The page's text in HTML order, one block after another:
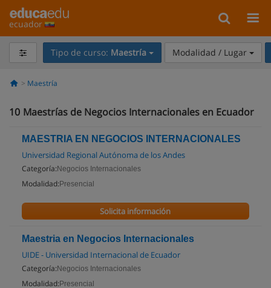
ecuador
Tipo de curso: Maestría Modalidad / Lugar
Maestría
10 Maestrías de Negocios Internacionales en Ecuador
MAESTRIA EN NEGOCIOS INTERNACIONALES
Universidad Regional Autónoma de los Andes
Categoría: Negocios Internacionales
Modalidad: Presencial
Solicita información
Maestria en Negocios Internacionales
UIDE - Universidad Internacional de Ecuador
Categoría: Negocios Internacionales
Modalidad: Presencial